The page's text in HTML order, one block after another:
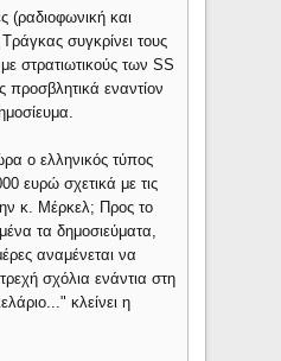
(ραδιοφωνική και
συγκρίνει τους
στρατιωτικούς των SS
προσβλητικά εναντίον
ο ελληνικός τύπος
ευρώ σχετικά με τις
κ. Μέρκελ; Προς το
τα δημοσιεύματα,
αναμένεται να
σχόλια ενάντια στη
κλείνει η